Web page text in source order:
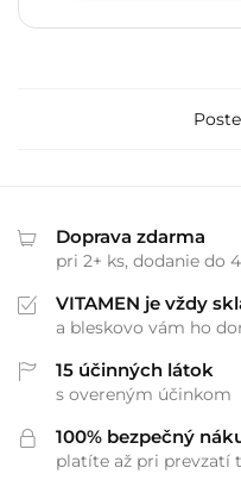
Doprava zdarma
pri 2+ ks, dodanie do
VITAMEN je vždy
a bleskovo vám ho
15 účinných látok
s overeným účinkom
100% bezpečný
platíte až pri prevzatí